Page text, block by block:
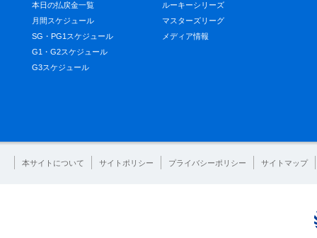
本日の払戻金一覧
月間スケジュール
SG・PG1スケジュール
G1・G2スケジュール
G3スケジュール
ルーキーシリーズ
マスターズリーグ
メディア情報
本サイトについて サイトポリシー プライバシーポリシー サイトマップ